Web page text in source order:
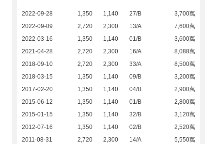
2022-09-28 1,350 1,140 27/B
3,700萬
2022-09-09
2,720 2,300 13/A
7,600萬
2022-03-16
1,350 1,140 01/B
3,600萬
2021-04-28
2,720 2,300 16/A
8,088萬
2018-09-10
2,720 2,300 33/A
8,500萬
2018-03-15
1,350 1,140 09/B
3,200萬
2017-02-20
1,350 1,140 04/B
2,900萬
2015-06-12
1,350 1,140 01/B
2,800萬
2015-01-15
1,350 1,140 32/B
3,120萬
2012-07-16
1,350 1,140 02/B
2,520萬
2011-08-31
2,720 2,300 14/A 5,550萬